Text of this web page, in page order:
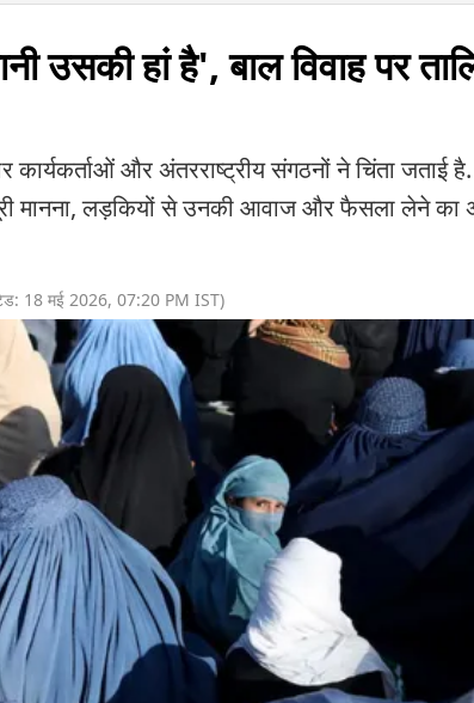
उसकी हां है', बाल विवाह पर
कार्यकर्ताओं और अंतरराष्ट्रीय संगठनों ने चिंता जताई है.
मानना, लड़कियों से उनकी आवाज और फैसला लेने का
18 मई 2026, 07:20 PM IST)